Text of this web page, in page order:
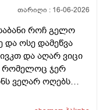
თარიღი : 16-06-2026
როჩ გელო
და ოსე დამეწვა
და აღარ ვიცი
რომელოც ჯერ
ვეღარ ოღებს